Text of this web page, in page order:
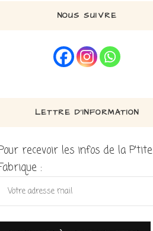
NOUS SUIVRE
LETTRE D’INFORMATION
recevoir les infos de la P'tite
: